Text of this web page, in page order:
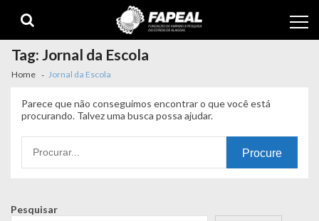
navigation
content
Tag:Jornal da Escola
Home Jornal da Escola
Parece que não conseguimos encontrar o que você está
procurando. Talvez uma busca possa ajudar.
por:
Pesquisar